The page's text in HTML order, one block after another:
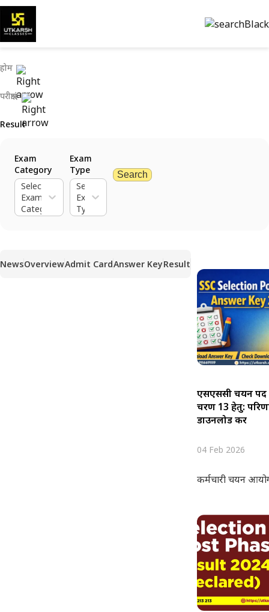
होम
परीक्षाएं
Result
Exam
Category
Select
Exam
Category
Exam
Type
Select
Exam
Type
Search
NewsOverviewAdmit CardAnswer KeyResult
एसएससी चयन पद
चरण 13 हेतु:
डाउनलोड करें
04 Feb 2026
कर्मचारी चयन